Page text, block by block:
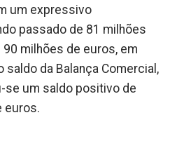
um expressivo
passado de 81 milhões
milhões de euros, em
saldo da Balança Comercial,
se um saldo positivo de
euros.